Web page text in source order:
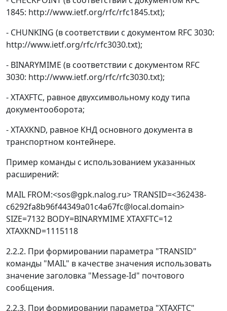
1845: http://www.ietf.org/rfc/rfc1845.txt);
- CHUNKING (в соответствии с документом RFC 3030:
http://www.ietf.org/rfc/rfc3030.txt);
- BINARYMIME (в соответствии с документом RFC
3030: http://www.ietf.org/rfc/rfc3030.txt);
- XTAXFTC, равное двухсимвольному коду типа
документооборота;
- XTAXKND, равное КНД основного документа в
транспортном контейнере.
Пример команды с использованием указанных
расширений:
MAIL FROM:<sos@gpk.nalog.ru> TRANSID=<362438-
c6292fa8b96f44349a01c4a67fc@local.domain>
SIZE=7132 BODY=BINARYMIME XTAXFTC=12
XTAXKND=1115118
2.2.2. При формировании параметра "TRANSID"
команды "MAIL" в качестве значения использовать
значение заголовка "Message-Id" почтового
сообщения.
2.2.3. При формировании параметра "XTAXFTC"